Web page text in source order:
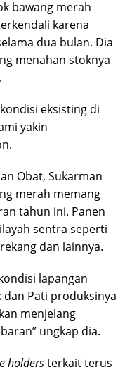
bawang merah
karena
dua bulan. Dia
menahan stoknya
eksisting di
yakin
Obat, Sukarman
merah memang
tahun ini. Panen
sentra seperti
dan lainnya.
lapangan
dan Pati produksinya
menjelang
ungkap dia.
holdersterkait terus